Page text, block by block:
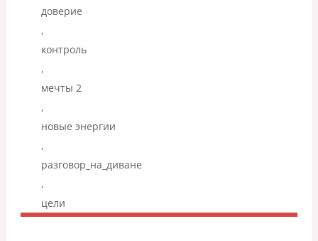
доверие
,
контроль
,
мечты 2
,
новые энергии
,
разговор_на_диване
,
цели